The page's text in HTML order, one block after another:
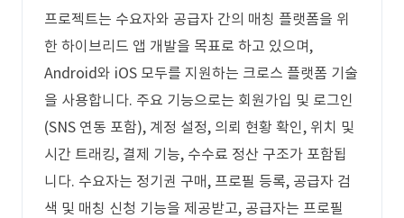
프로젝트는 수요자와 공급자 간의 매칭 플랫폼을 위
한 하이브리드 앱 개발을 목표로 하고 있으며,
Android와 iOS 모두를 지원하는 크로스 플랫폼 기술
을 사용합니다. 주요 기능으로는 회원가입 및 로그인
(SNS 연동 포함), 계정 설정, 의뢰 현황 확인, 위치 및
시간 트래킹, 결제 기능, 수수료 정산 구조가 포함됩
니다. 수요자는 정기권 구매, 프로필 등록, 공급자 검
색 및 매칭 신청 기능을 제공받고, 공급자는 프로필